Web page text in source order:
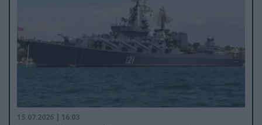
15.07.2026 | 16:03